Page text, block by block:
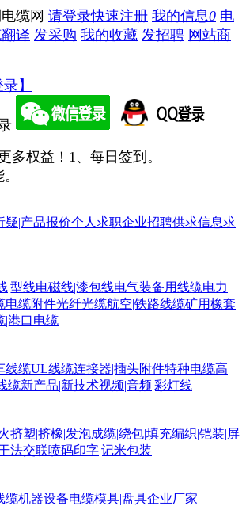
缆网 请登录快速注册 我的信息0 电
译 发采购 我的收藏 发招聘 网站商
】
多权益！ 1、每日签到。
疑|产品报价个人求职企业招聘供求信息求
|型线电磁线|漆包线电气装备用线缆电力
电缆附件光纤光缆航空|铁路线缆矿用橡套
|港口电缆
线缆UL线缆连接器|插头附件特种电缆高
缆新产品|新技术视频|音频|彩灯线
挤塑|挤橡|发泡成缆|绕包|填充编织|铠装|屏
法交联喷码印字|记米包装
缆机器设备电缆模具|盘具企业厂家